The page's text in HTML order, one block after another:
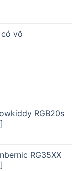
võ
RGB20s
RG35XX